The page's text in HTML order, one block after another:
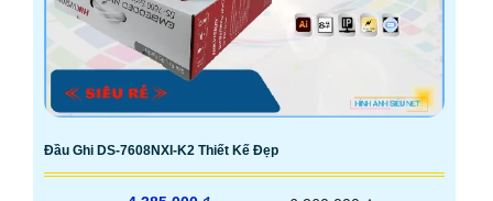
Đầu Ghi DS-7608NXI-K2 Thiết Kế Đẹp